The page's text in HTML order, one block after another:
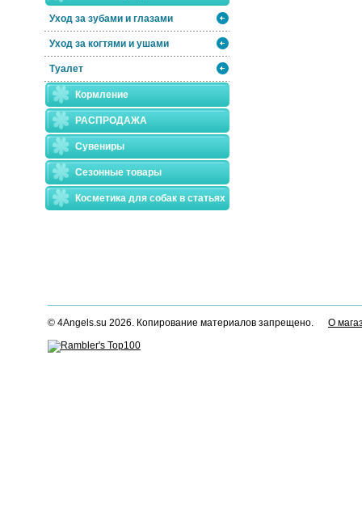
Уход за зубами и глазами
Уход за когтями и ушами
Туалет
Кормление
РАСПРОДАЖА
Сувениры
Сезонные товары
Косметика для собак в статьях
© 4Angels.su 2026. Копирование материалов запрещено. О